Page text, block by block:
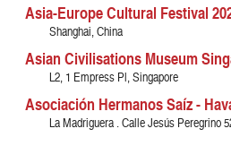
Asia-Europe Cultural Festival
Shanghai, China
Asian Civilisations Museum
L2, 1 Empress Pl, Singapore
Asociación Hermanos Saíz -
La Madriguera . Calle Jesús Peregrino